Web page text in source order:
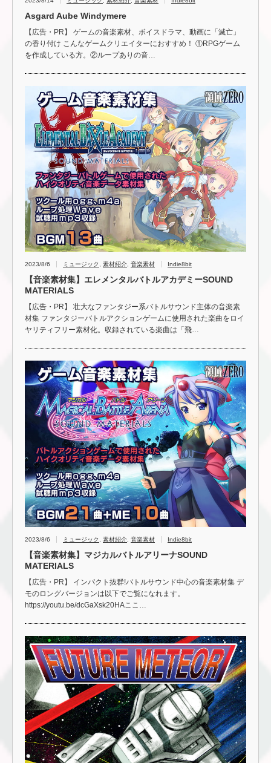
Asgard Aube Windymere
【広告・PR】 ゲームの音楽素材、ボイスドラマ、動画に「滅亡」
の香り付け こんなゲームクリエイターにおすすめ！ ①RPGゲーム
を作成している方。②ループありの音…
2023/8/6 ミュージック 素材紹介 音楽素材 Indie8bit
【音楽素材集】エレメンタルバトルアカデミーSOUND
MATERIALS
【広告・PR】 壮大なファンタジー系バトルサウンド主体の音楽素
材集 ファンタジーバトルアクションゲームに使用された楽曲をロイ
ヤリティフリー素材化。収録されている楽曲は「飛…
2023/8/6 ミュージック 素材紹介 音楽素材 Indie8bit
【音楽素材集】マジカルバトルアリーナSOUND
MATERIALS
【広告・PR】 インパクト抜群!バトルサウンド中心の音楽素材集 デ
モのロングバージョンは以下でご覧になれます。
https://youtu.be/dcGaXsk20HAここ…